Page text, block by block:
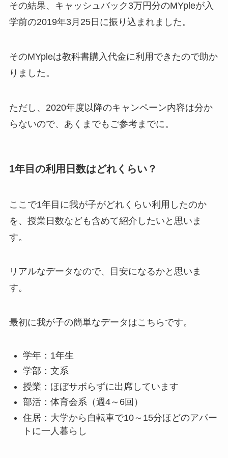
その結果、キャッシュバック3万円分のMYpleが入
学前の2019年3月25日に振り込まれました。
そのMYpleは教科書購入代金に利用できたので助か
りました。
ただし、2020年度以降のキャンペーン内容は分か
らないので、あくまでもご参考までに。
1年目の利用日数はどれくらい？
ここで1年目に我が子がどれくらい利用したのか
を、授業日数なども含めて紹介したいと思いま
す。
リアルなデータなので、目安になるかと思いま
す。
最初に我が子の簡単なデータはこちらです。
学年：1年生
学部：文系
授業：ほぼサボらずに出席しています
部活：体育会系（週4～6回）
住居：大学から自転車で10～15分ほどのアパー
トに一人暮らし